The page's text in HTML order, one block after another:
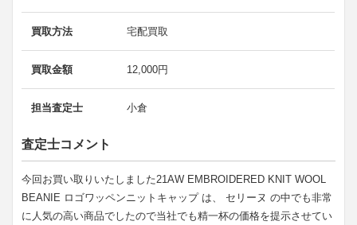
買取方法 宅配買取
買取金額 12,000円
担当査定士 小倉
査定士コメント
今回お買い取りいたしました21AW EMBROIDERED KNIT WOOL
BEANIE ロゴワッペンニットキャップ は、 セリーヌ の中でも非常
に人気の高い商品でしたので当社でも精一杯の価格を提示させてい